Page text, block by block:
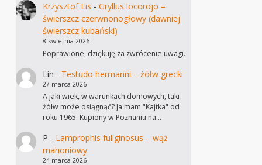
Krzysztof Lis - Gryllus locorojo –
świerszcz czerwnonogłowy (dawniej
świerszcz kubański)
8 kwietnia 2026
Poprawione, dziękuję za zwrócenie uwagi.
Lin - Testudo hermanni – żółw grecki
27 marca 2026
A jaki wiek, w warunkach domowych, taki
żółw może osiągnąć? Ja mam "Kajtka" od
roku 1965. Kupiony w Poznaniu na…
P - Lamprophis fuliginosus – wąż
mahoniowy
24 marca 2026